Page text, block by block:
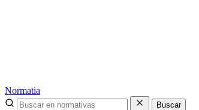
Normatia
Buscar